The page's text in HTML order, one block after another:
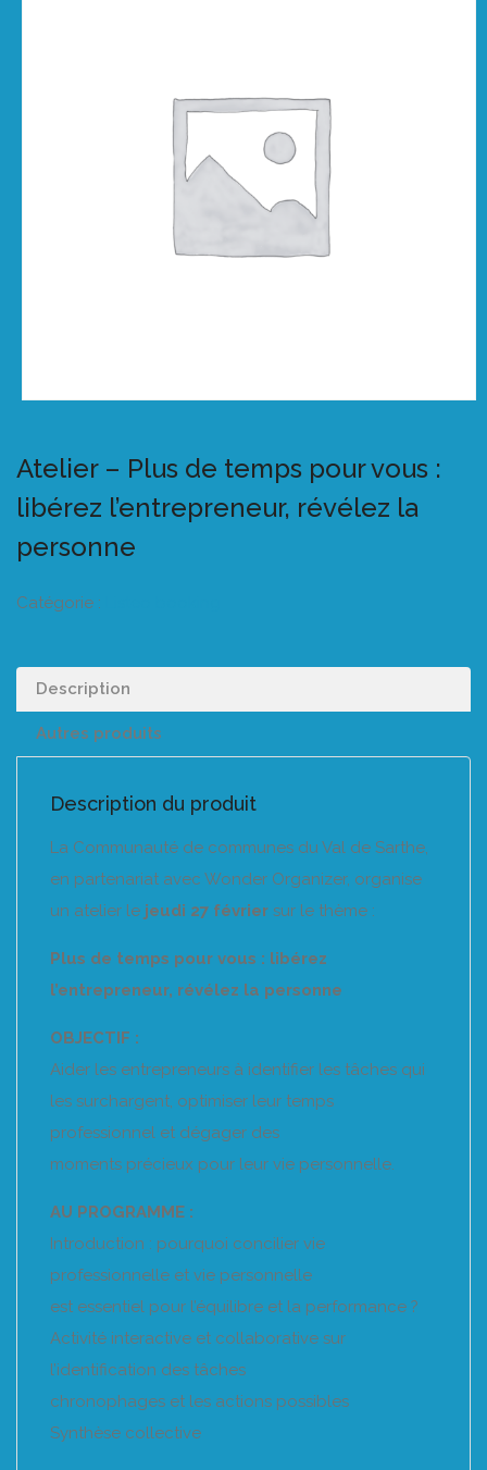
Atelier – Plus de temps pour vous :
libérez l’entrepreneur, révélez la
personne
Catégorie :
Description
Autres produits
Description du produit
La Communauté de communes du Val de Sarthe,
en partenariat avec Wonder Organizer, organise
un atelier le jeudi 27 février sur le thème :
Plus de temps pour vous : libérez
l’entrepreneur, révélez la personne
OBJECTIF :
Aider les entrepreneurs à identifier les tâches qui
les surchargent, optimiser leur temps
professionnel et dégager des
moments précieux pour leur vie personnelle.
AU PROGRAMME :
Introduction : pourquoi concilier vie
professionnelle et vie personnelle
est essentiel pour l’équilibre et la performance ?
Activité interactive et collaborative sur
l’identification des tâches
chronophages et les actions possibles
Synthèse collective